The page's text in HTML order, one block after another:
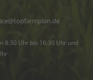
8:30 Uhr bis 16:30 Uhr und